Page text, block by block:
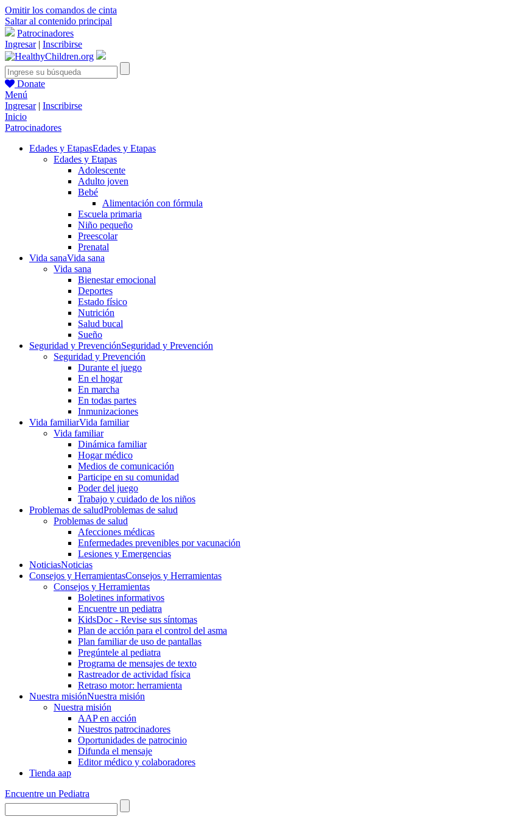
Omitir los comandos de cinta
Saltar al contenido principal
Patrocinadores
Ingresar| Inscribirse
Donate
Menú
Ingresar| Inscribirse
Inicio
Patrocinadores
Edades y EtapasEdades y Etapas
Edades y Etapas
Adolescente
Adulto joven
Bebé
Alimentación con fórmula
Escuela primaria
Niño pequeño
Preescolar
Prenatal
Vida sanaVida sana
Vida sana
Bienestar emocional
Deportes
Estado físico
Nutrición
Salud bucal
Sueño
Seguridad y PrevenciónSeguridad y Prevención
Seguridad y Prevención
Durante el juego
En el hogar
En marcha
En todas partes
Inmunizaciones
Vida familiarVida familiar
Vida familiar
Dinámica familiar
Hogar médico
Medios de comunicación
Participe en su comunidad
Poder del juego
Trabajo y cuidado de los niños
Problemas de saludProblemas de salud
Problemas de salud
Afecciones médicas
Enfermedades prevenibles por vacunación
Lesiones y Emergencias
NoticiasNoticias
Consejos y HerramientasConsejos y Herramientas
Consejos y Herramientas
Boletines informativos
Encuentre un pediatra
KidsDoc - Revise sus síntomas
Plan de acción para el control del asma
Plan familiar de uso de pantallas
Pregúntele al pediatra
Programa de mensajes de texto
Rastre​​ador de activida​d física
Retraso motor: herramienta
Nuestra misiónNuestra misión
Nuestra misión
AAP en acción
Nuestros patrocinadores
Oportunidades de patrocinio
Difunda el mensaje
Editor médico y colaboradores
Tienda aap
Encuentre un Pediatra